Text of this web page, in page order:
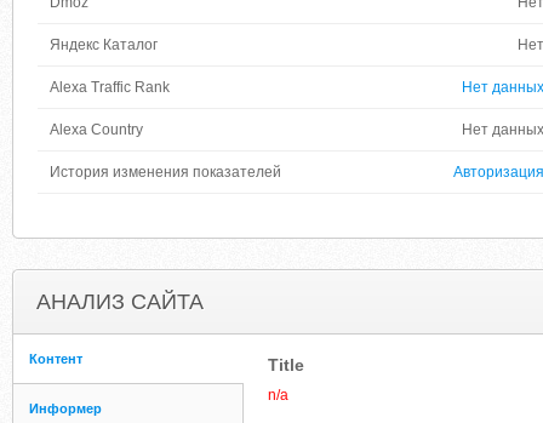
Яндекс Каталог Нет
Alexa Traffic Rank Нет данных
Alexa Country Нет данных
История изменения показателей Авторизация
АНАЛИЗ САЙТА
Контент
Информер
Title
n/a